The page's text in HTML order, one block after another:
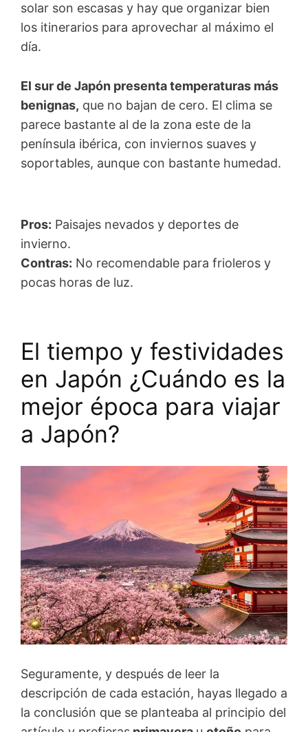
solar son escasas y hay que organizar bien
los itinerarios para aprovechar al máximo el
día.
El sur de Japón presenta temperaturas más
benignas, que no bajan de cero. El clima se
parece bastante al de la zona este de la
península ibérica, con inviernos suaves y
soportables, aunque con bastante humedad.
Pros: Paisajes nevados y deportes de
invierno.
Contras: No recomendable para frioleros y
pocas horas de luz.
El tiempo y festividades
en Japón ¿Cuándo es la
mejor época para viajar
a Japón?
Seguramente, y después de leer la
descripción de cada estación, hayas llegado a
la conclusión que se planteaba al principio del